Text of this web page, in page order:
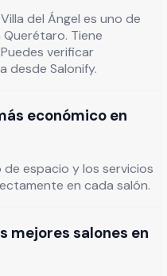
del Ángel es uno de
Tiene
verificar
desde Salonify.
económico en
espacio y los servicios
en cada salón.
mejores salones en